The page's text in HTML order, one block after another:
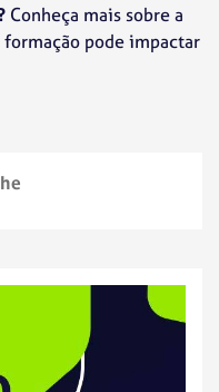
Conheça mais sobre a
formação pode impactar